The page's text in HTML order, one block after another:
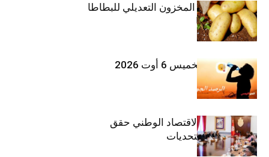
وزارة الفلاحة : المخزون التعديلي للبطاطا
بلغ 12392 طنا
طقس اليوم الخميس 6 أوت 2026
وزيرة المالية: الاقتصاد الوطني حقق
مكاسب رغم التحديات